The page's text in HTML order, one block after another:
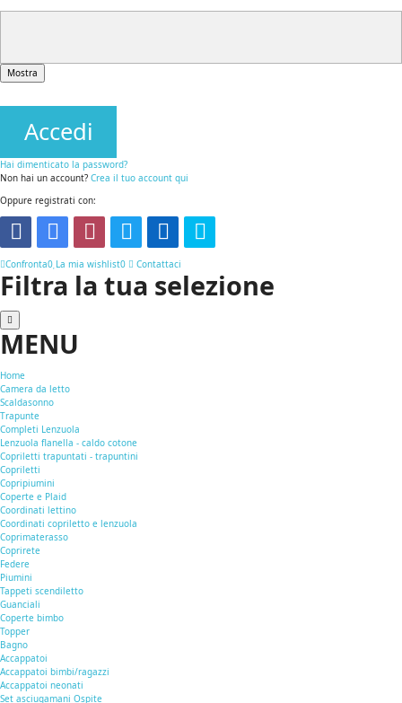
Mostra
Accedi
Hai dimenticato la password?
Non hai un account? Crea il tuo account qui
Oppure registrati con:
Confronta0 La mia wishlist0 Contattaci
Filtra la tua selezione
MENU
Home
Camera da letto
Scaldasonno
Trapunte
Completi Lenzuola
Lenzuola flanella - caldo cotone
Copriletti trapuntati - trapuntini
Copriletti
Copripiumini
Coperte e Plaid
Coordinati lettino
Coordinati copriletto e lenzuola
Coprimaterasso
Coprirete
Federe
Piumini
Tappeti scendiletto
Guanciali
Coperte bimbo
Topper
Bagno
Accappatoi
Accappatoi bimbi/ragazzi
Accappatoi neonati
Set asciugamani Ospite